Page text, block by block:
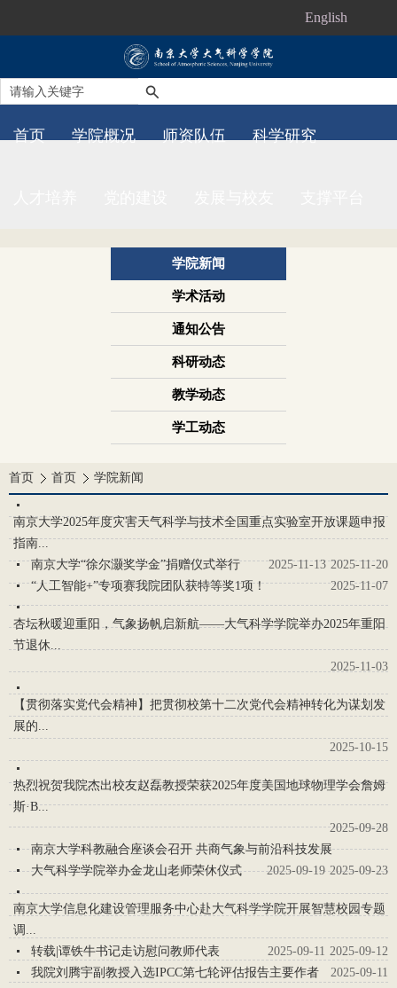
English
首页 学院概况 师资队伍 科学研究
学院新闻
学术活动
通知公告
科研动态
教学动态
学工动态
首页 首页 学院新闻
南京大学2025年度灾害天气科学与技术全国重点实验室开放课题申报
指南...
2025-11-20
南京大学“徐尔灏奖学金”捐赠仪式举行
2025-11-13
“人工智能+”专项赛我院团队获特等奖1项！
2025-11-07
杏坛秋暖迎重阳，气象扬帆启新航——大气科学学院举办2025年重阳
节退休...
2025-11-03
【贯彻落实党代会精神】把贯彻校第十二次党代会精神转化为谋划发
展的...
2025-10-15
热烈祝贺我院杰出校友赵磊教授荣获2025年度美国地球物理学会詹姆
斯·B...
2025-09-28
南京大学科教融合座谈会召开 共商气象与前沿科技发展
2025-09-23
大气科学学院举办金龙山老师荣休仪式 2025-09-19
‌南京大学信息化建设管理服务中心赴大气科学学院开展智慧校园专题
调...
2025-09-12
转载|谭铁牛书记走访慰问教师代表
2025-09-11
我院刘腾宇副教授入选IPCC第七轮评估报告主要作者
2025-09-11